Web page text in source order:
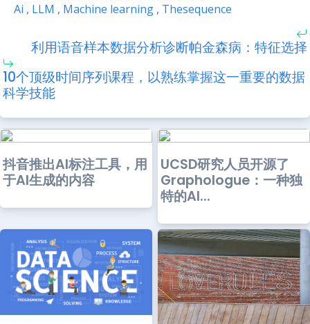
Ai , LLM , Machine learning , Thesequence
利用语音样本数据分析诊断帕金森病：特征选择
10个顶级时间序列课程，以熟练掌握这一重要的数据
科学技能
抖音推出AI标注工具，用
于AI生成的内容
UCSD研究人员开源了
Graphologue：一种独
特的AI...